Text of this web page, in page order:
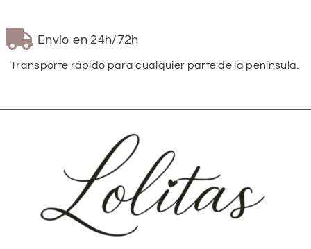
Envío en 24h/72h
Transporte rápido para cualquier parte de la península.